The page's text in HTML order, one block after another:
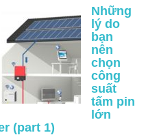
Những
lý do
bạn
nên
chọn
công
suất
tấm pin
lớn
(part 1)